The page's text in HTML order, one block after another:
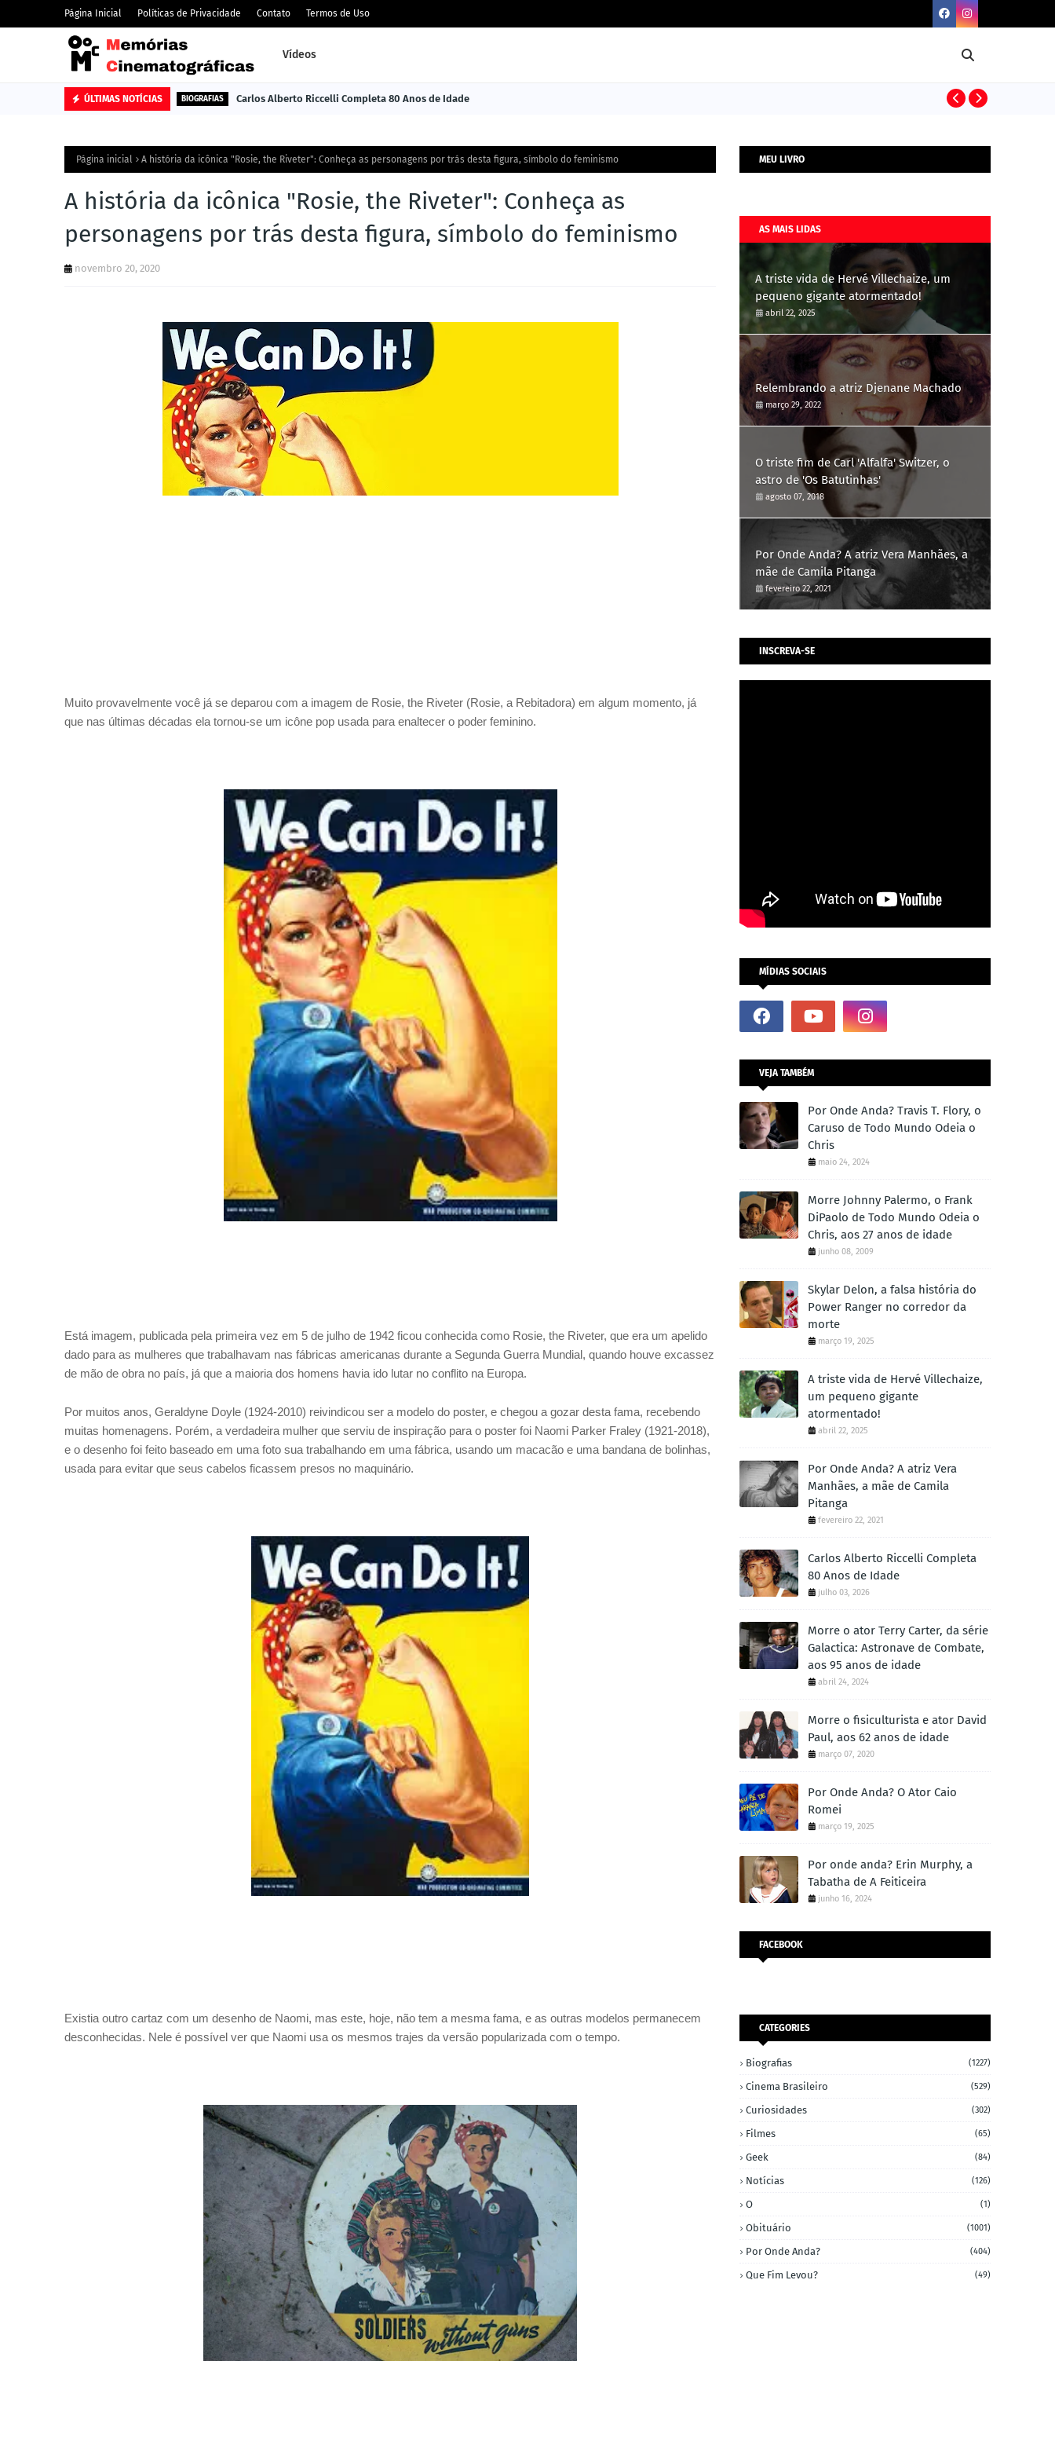
Página Inicial Políticas de Privacidade Contato Termos de Uso
Vídeos
ÚLTIMAS NOTÍCIAS BIOGRAFIAS Carlos Alberto Riccelli Completa 80 Anos de Idade
Página inicial A história da icônica "Rosie, the Riveter": Conheça as personagens por trás desta figura, símbolo do feminismo
A história da icônica "Rosie, the Riveter": Conheça as
personagens por trás desta figura, símbolo do feminismo
novembro 20, 2020
Muito provavelmente você já se deparou com a imagem de Rosie, the Riveter (Rosie, a Rebitadora) em algum momento, já
que nas últimas décadas ela tornou-se um icône pop usada para enaltecer o poder feminino.
Está imagem, publicada pela primeira vez em 5 de julho de 1942 ficou conhecida como Rosie, the Riveter, que era um apelido
dado para as mulheres que trabalhavam nas fábricas americanas durante a Segunda Guerra Mundial, quando houve excassez
de mão de obra no país, já que a maioria dos homens havia ido lutar no conflito na Europa.
Por muitos anos, Geraldyne Doyle (1924-2010) reivindicou ser a modelo do poster, e chegou a gozar desta fama, recebendo
muitas homenagens. Porém, a verdadeira mulher que serviu de inspiração para o poster foi Naomi Parker Fraley (1921-2018),
e o desenho foi feito baseado em uma foto sua trabalhando em uma fábrica, usando um macacão e uma bandana de bolinhas,
usada para evitar que seus cabelos ficassem presos no maquinário.
Existia outro cartaz com um desenho de Naomi, mas este, hoje, não tem a mesma fama, e as outras modelos permanecem
desconhecidas. Nele é possível ver que Naomi usa os mesmos trajes da versão popularizada com o tempo.
MEU LIVRO
AS MAIS LIDAS
A triste vida de Hervé Villechaize, um
pequeno gigante atormentado!
abril 22, 2025
Relembrando a atriz Djenane Machado
março 29, 2022
O triste fim de Carl 'Alfalfa' Switzer, o
astro de 'Os Batutinhas'
agosto 07, 2018
Por Onde Anda? A atriz Vera Manhães, a
mãe de Camila Pitanga
fevereiro 22, 2021
INSCREVA-SE
MÍDIAS SOCIAIS
VEJA TAMBÉM
Por Onde Anda? Travis T. Flory, o
Caruso de Todo Mundo Odeia o
Chris
maio 24, 2024
Morre Johnny Palermo, o Frank
DiPaolo de Todo Mundo Odeia o
Chris, aos 27 anos de idade
junho 08, 2009
Skylar Delon, a falsa história do
Power Ranger no corredor da
morte
março 19, 2025
A triste vida de Hervé Villechaize,
um pequeno gigante
atormentado!
abril 22, 2025
Por Onde Anda? A atriz Vera
Manhães, a mãe de Camila
Pitanga
fevereiro 22, 2021
Carlos Alberto Riccelli Completa
80 Anos de Idade
julho 03, 2026
Morre o ator Terry Carter, da série
Galactica: Astronave de Combate,
aos 95 anos de idade
abril 24, 2024
Morre o fisiculturista e ator David
Paul, aos 62 anos de idade
março 07, 2020
Por Onde Anda? O Ator Caio
Romei
março 19, 2025
Por onde anda? Erin Murphy, a
Tabatha de A Feiticeira
junho 16, 2024
FACEBOOK
CATEGORIES
Biografias (1227)
Cinema Brasileiro (529)
Curiosidades (302)
Filmes (65)
Geek (84)
Notícias (126)
O (1)
Obituário (1001)
Por Onde Anda? (404)
Que Fim Levou? (49)